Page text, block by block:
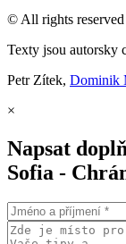
© All rights
Texty jsou autorsky
Petr Zítek, Dominik
×
Napsat
Sofia -